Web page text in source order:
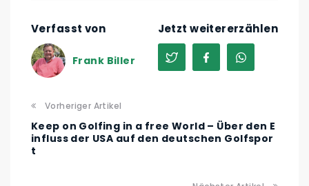
Verfasst von
Frank Biller
Jetzt weitererzählen
Vorheriger Artikel
Keep on Golfing in a free World – Über den E
influss der USA auf den deutschen Golfspor
t